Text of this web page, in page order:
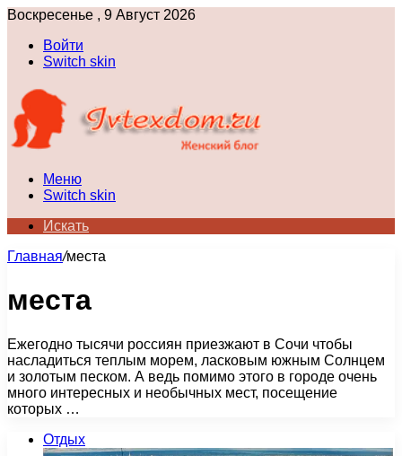
Воскресенье , 9 Август 2026
Войти
Switch skin
Меню
Switch skin
Искать
Главная/места
места
Ежегодно тысячи россиян приезжают в Сочи чтобы
насладиться теплым морем, ласковым южным Солнцем
и золотым песком. А ведь помимо этого в городе очень
много интересных и необычных мест, посещение
которых …
Отдых